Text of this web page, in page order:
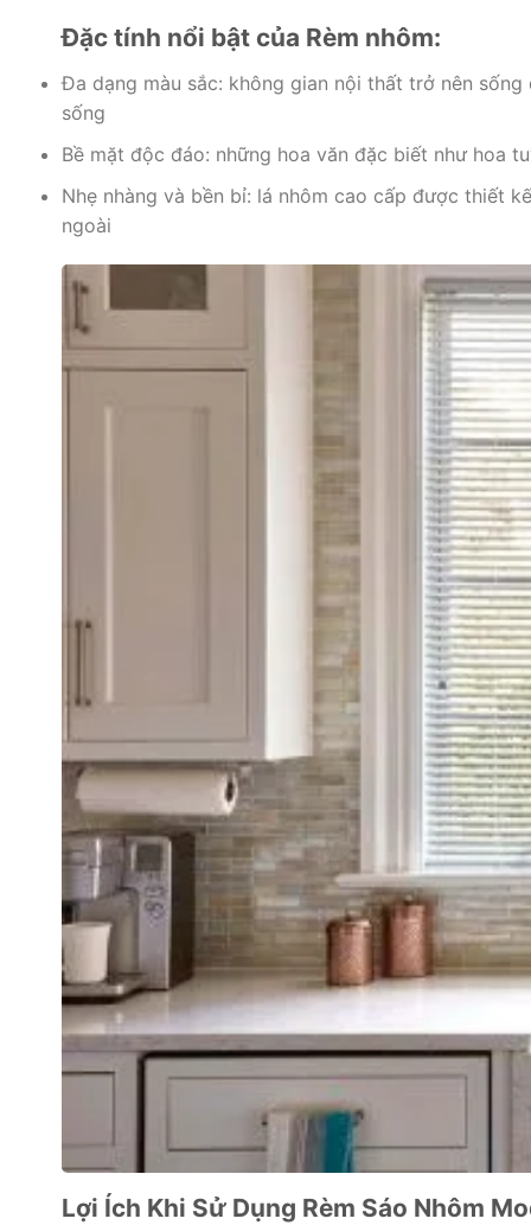
Đặc tính nổi bật của Rèm nhôm:
Đa dạng màu sắc: không gian nội thất trở nên
sống
Bề mặt độc đáo: những hoa văn đặc biết như hoa
Nhẹ nhàng và bền bỉ: lá nhôm cao cấp được thiết
ngoài
Lợi Ích Khi Sử Dụng Rèm Sáo Nhôm